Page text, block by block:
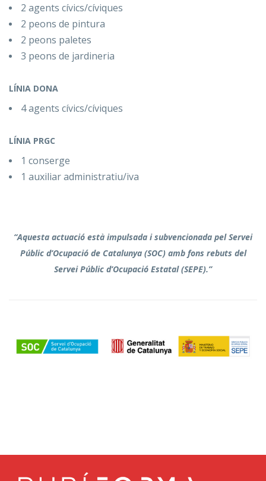
2 agents cívics/cíviques
2 peons de pintura
2 peons paletes
3 peons de jardineria
LÍNIA DONA
4 agents cívics/cíviques
LÍNIA PRGC
1 conserge
1 auxiliar administratiu/iva
“Aquesta actuació està impulsada i subvencionada pel Servei
Públic d’Ocupació de Catalunya (SOC) amb fons rebuts del
Servei Públic d’Ocupació Estatal (SEPE).”